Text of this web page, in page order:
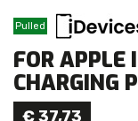
Pulled
FOR APPLE
CHARGING
€37,73